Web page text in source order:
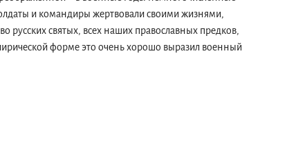
и командиры жертвовали своими жизнями,
русских святых, всех наших православных предков,
форме это очень хорошо выразил военный